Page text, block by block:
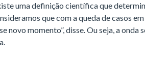
uma definição científica que
que com a queda de casos
novo momento”, disse. Ou seja, a onda